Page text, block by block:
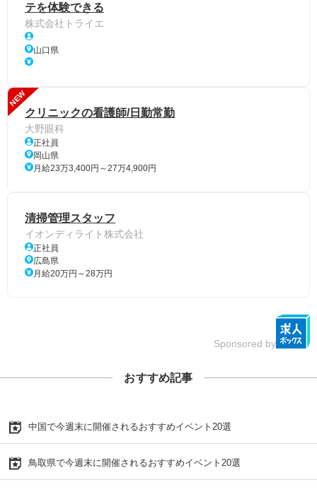
テを体験できる
株式会社トライエ
山口県
NEW
クリニックの看護師/日勤常勤
大野眼科
正社員
岡山県
月給23万3,400円～27万4,900円
清掃管理スタッフ
イオンディライト株式会社
正社員
広島県
月給20万円～28万円
Sponsored by
おすすめ記事
中国で今週末に開催されるおすすめイベント20選
鳥取県で今週末に開催されるおすすめイベント20選